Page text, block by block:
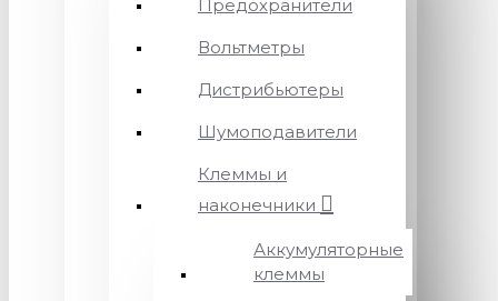
Предохранители
Вольтметры
Дистрибьютеры
Шумоподавители
Клеммы и
наконечники
Аккумуляторные
клеммы